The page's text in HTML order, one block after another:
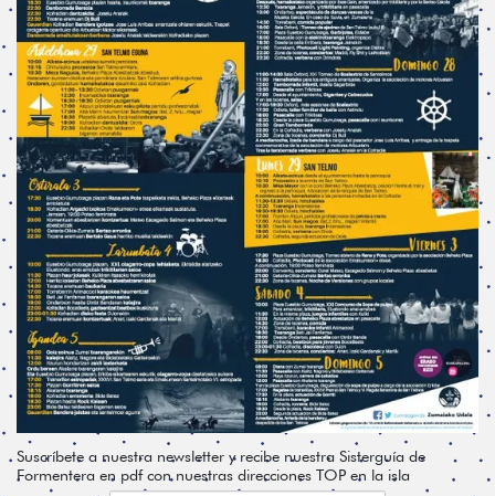
Suscríbete a nuestra newsletter y recibe nuestra Sisterguía de
Formentera en pdf con nuestras direcciones TOP en la isla